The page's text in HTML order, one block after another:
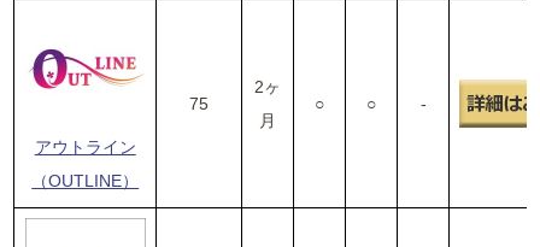
アウトライン
（OUTLINE）
75
2ヶ
月
○ ○ -